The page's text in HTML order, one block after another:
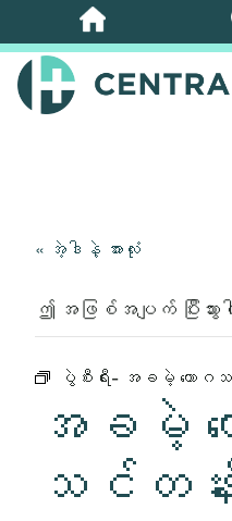
အဓိက
အကြောင်းအရာ
သို့
« အဲ့ဒါနဲ့ အားလုံး
ဤ အဖြစ်အပျက် ပြီးသွား
ပွဲစီးရီး- အခမဲ့ ယောဂသ
အခမဲ့ ယ
သင်တန်းမ